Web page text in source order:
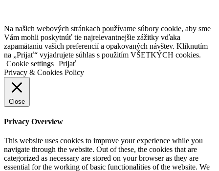
Na našich webových stránkach používame súbory cookie, aby sme
Vám mohli poskytnúť tie najrelevantnejšie zážitky vďaka
zapamätaniu vašich preferencií a opakovaných návštev. Kliknutím
na „Prijať“ vyjadrujete súhlas s použitím VŠETKÝCH cookies.
Cookie settings Prijať
Privacy & Cookies Policy
Close
Privacy Overview
This website uses cookies to improve your experience while you
navigate through the website. Out of these, the cookies that are
categorized as necessary are stored on your browser as they are
essential for the working of basic functionalities of the website. We